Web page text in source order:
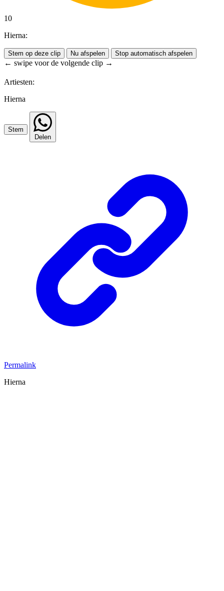
10
Hierna:
Stem op deze clip Nu afspelen Stop automatisch afspelen
← swipe voor de volgende clip →
Artiesten:
Hierna
Stem
Delen
Permalink
Hierna